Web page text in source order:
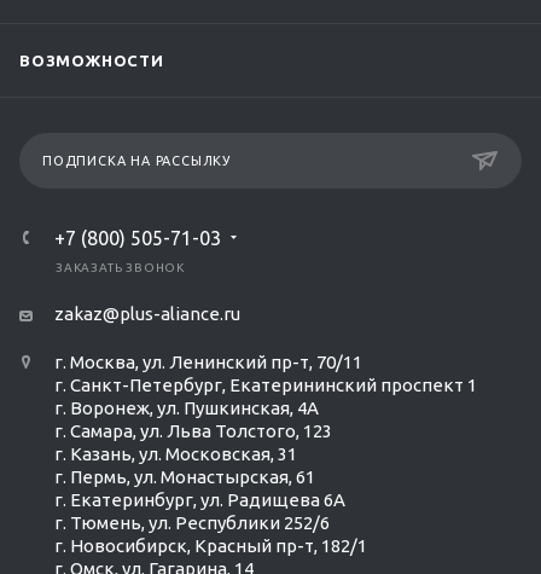
ВОЗМОЖНОСТИ
ПОДПИСКА НА РАССЫЛКУ
+7 (800) 505-71-03
ЗАКАЗАТЬ ЗВОНОК
zakaz@plus-aliance.ru
г. Москва, ул. Ленинский пр-т, 70/11
г. Санкт-Петербург, Екатерининский проспект 1
г. Воронеж, ул. Пушкинская, 4А
г. Самара, ул. Льва Толстого, 123
г. Казань, ул. Московская, 31
г. Пермь, ул. Монастырская, 61
г. Екатеринбург, ул. Радищева 6А
г. Тюмень, ул. Республики 252/6
г. Новосибирск, Красный пр-т, 182/1
г. Омск, ул. ​Гагарина, 14